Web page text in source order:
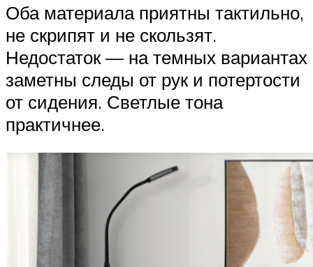
Оба материала приятны тактильно,
не скрипят и не скользят.
Недостаток — на темных вариантах
заметны следы от рук и потертости
от сидения. Светлые тона
практичнее.